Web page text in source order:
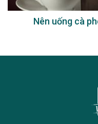
Nên uống cà